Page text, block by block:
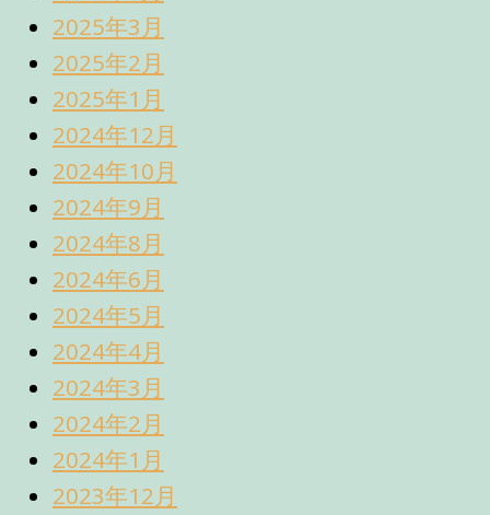
2025年3月
2025年2月
2025年1月
2024年12月
2024年10月
2024年9月
2024年8月
2024年6月
2024年5月
2024年4月
2024年3月
2024年2月
2024年1月
2023年12月